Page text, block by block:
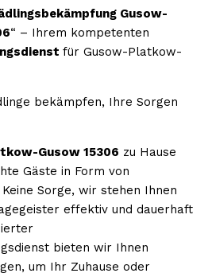
Gusow-
“ – Ihrem kompetenten
für Gusow-Platkow-
bekämpfen, Ihre Sorgen
Gusow 15306 zu Hause
Gäste in Form von
Sorge, wir stehen Ihnen
effektiv und dauerhaft
bieten wir Ihnen
um Ihr Zuhause oder